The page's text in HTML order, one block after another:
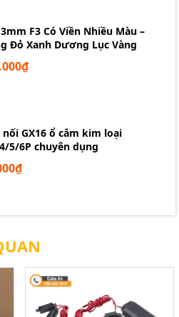
3mm F3 Có Viền Nhiều Màu –
Đỏ Xanh Dương Lục Vàng
nối GX16 ổ cắm kim loại
5/6P chuyên dụng